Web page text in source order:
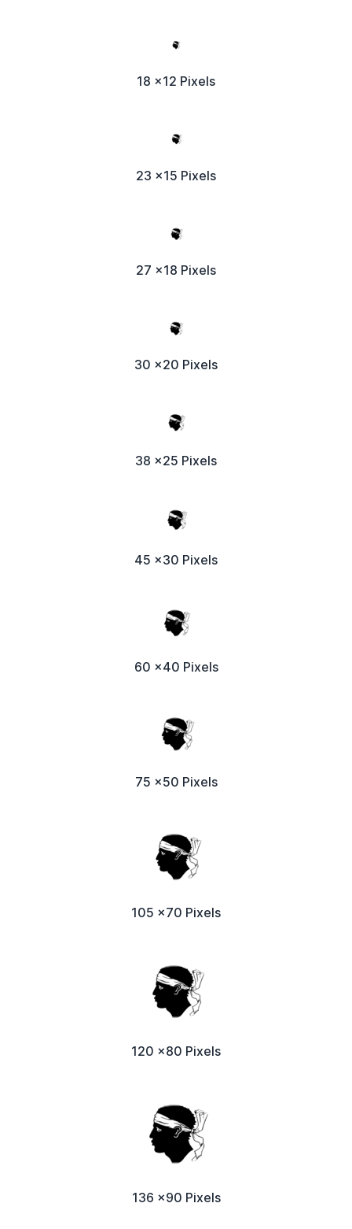
18 x12 Pixels
23 x15 Pixels
27 x18 Pixels
30 x20 Pixels
38 x25 Pixels
45 x30 Pixels
60 x40 Pixels
75 x50 Pixels
105 x70 Pixels
120 x80 Pixels
136 x90 Pixels